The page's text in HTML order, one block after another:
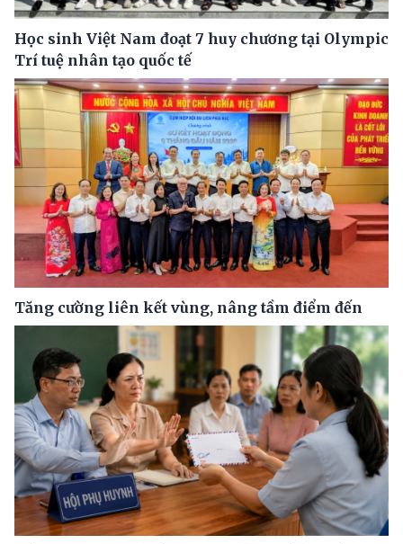
Học sinh Việt Nam đoạt 7 huy chương tại Olympic
Trí tuệ nhân tạo quốc tế
Tăng cường liên kết vùng, nâng tầm điểm đến